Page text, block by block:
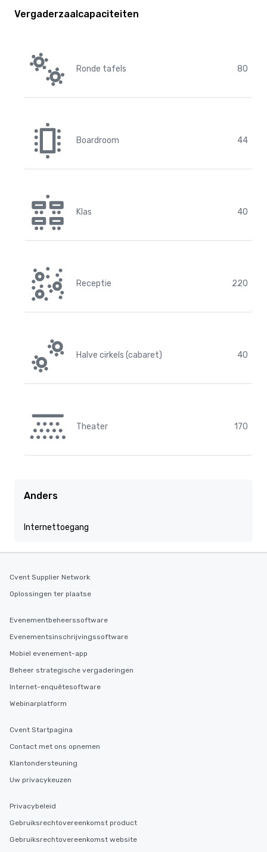
Vergaderzaalcapaciteiten
Ronde tafels 80
Boardroom 44
Klas 40
Receptie 220
Halve cirkels (cabaret) 40
Theater 170
Anders
Internettoegang
Cvent Supplier Network
Oplossingen ter plaatse
Evenementbeheerssoftware
Evenementsinschrijvingssoftware
Mobiel evenement-app
Beheer strategische vergaderingen
Internet-enquêtesoftware
Webinarplatform
Cvent Startpagina
Contact met ons opnemen
Klantondersteuning
Uw privacykeuzen
Privacybeleid
Gebruiksrechtovereenkomst product
Gebruiksrechtovereenkomst website